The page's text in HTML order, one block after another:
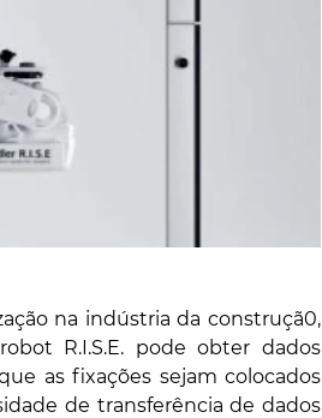
na indústria da construçã0,
R.I.S.E. pode obter dados
as fixações sejam colocados
de transferência de dados